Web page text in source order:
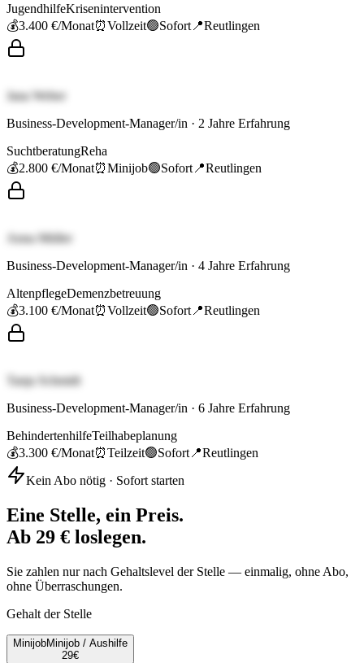
JugendhilfeKrisenintervention
💰3.400 €/Monat⏰Vollzeit🟢Sofort 📍Reutlingen
Jana Weber
Business-Development-Manager/in · 2 Jahre Erfahrung
SuchtberatungReha
💰2.800 €/Monat⏰Minijob🟢Sofort 📍Reutlingen
Anna Müller
Business-Development-Manager/in · 4 Jahre Erfahrung
AltenpflegeDemenzbetreuung
💰3.100 €/Monat⏰Vollzeit🟢Sofort 📍Reutlingen
Tanja Schmidt
Business-Development-Manager/in · 6 Jahre Erfahrung
BehindertenhilfeTeilhabeplanung
💰3.300 €/Monat⏰Teilzeit🟢Sofort 📍Reutlingen
Kein Abo nötig · Sofort starten
Eine Stelle, ein Preis.
Ab 29 € loslegen.
Sie zahlen nur nach Gehaltslevel der Stelle — einmalig, ohne Abo,
ohne Überraschungen.
Gehalt der Stelle
MinijobMinijob / Aushilfe
29€